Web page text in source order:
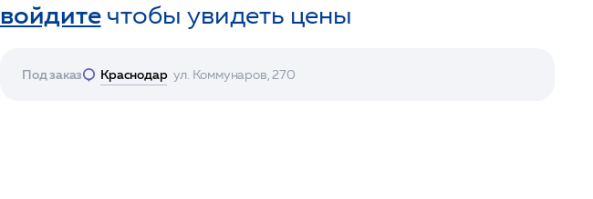
войдитечтобы увидеть цены
Под заказ Краснодар ул. Коммунаров, 270